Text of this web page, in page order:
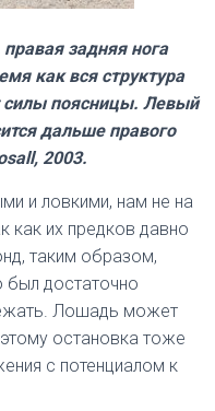
задняя нога
как вся структура
силы поясницы. Левый
дальше правого
2003.
и ловкими, нам не на
как их предков давно
таким образом,
был достаточно
Лошадь может
остановка тоже
с потенциалом к